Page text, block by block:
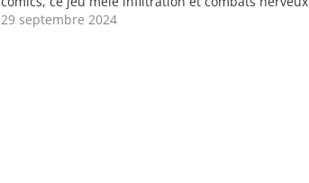
dans un univers steampunk. L’événement a été
29 septembre 2024